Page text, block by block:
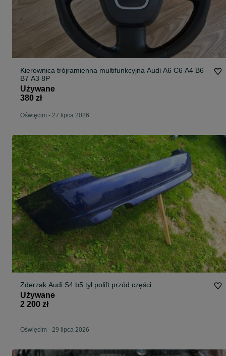
Kierownica trójramienna multifunkcyjna Audi A6 C6 A4 B6
B7 A3 8P
Używane
380 zł
Oświęcim - 27 lipca 2026
Zderzak Audi S4 b5 tył polift przód części
Używane
2 200 zł
Oświęcim - 29 lipca 2026